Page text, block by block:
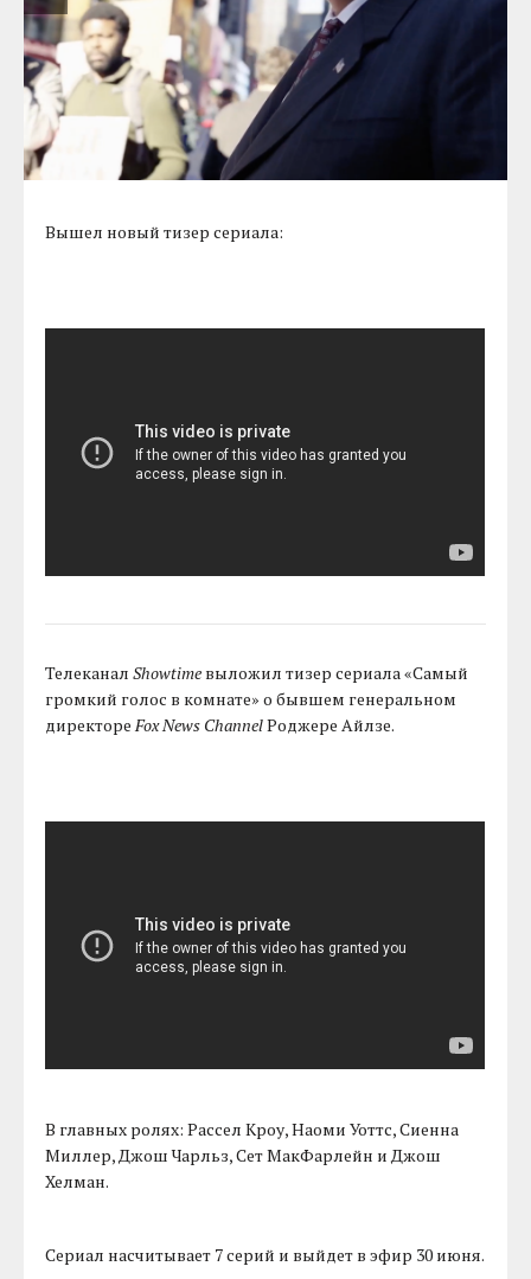
Вышел новый тизер сериала:
ТелеканалShowtime выложил тизер сериала «Самый
громкий голос в комнате» о бывшем генеральном
директореFox News ChannelРоджере Айлзе.
В главных ролях: Рассел Кроу, Наоми Уоттс, Сиенна
Миллер, Джош Чарльз, Сет МакФарлейн и Джош
Хелман.
Сериал насчитывает 7 серий и выйдет в эфир 30 июня.